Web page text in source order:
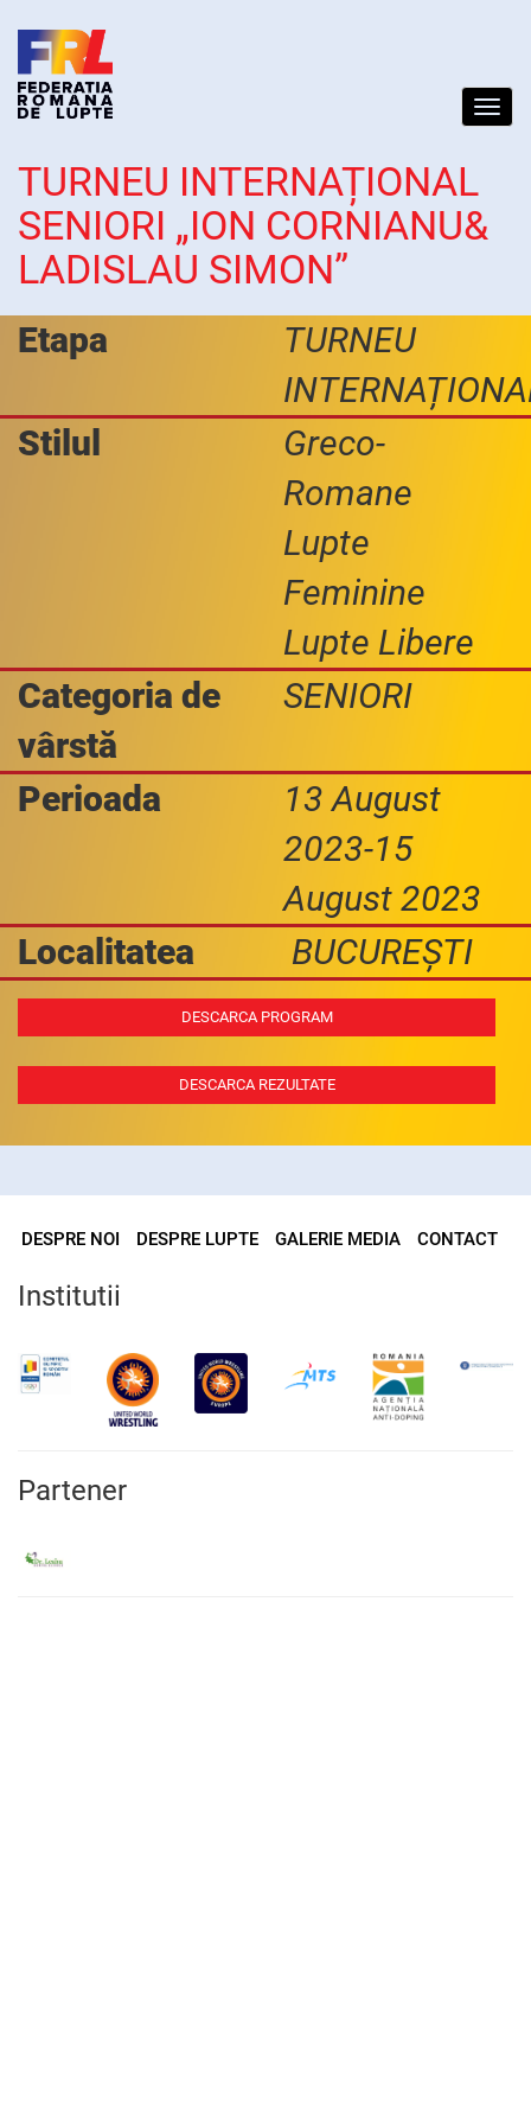
TURNEU INTERNAȚIONAL
SENIORI „ION CORNIANU&
LADISLAU SIMON”
Etapa
TURNEU
Stilul
Greco-
Romane
Lupte
Feminine
Lupte Libere
Categoria de
vârstă
SENIORI
Perioada
13 August
2023-15
August 2023
Localitatea
BUCUREȘTI
DESCARCA PROGRAM
DESCARCA REZULTATE
DESPRE NOI DESPRE LUPTE GALERIE MEDIA CONTACT
Institutii
Partener